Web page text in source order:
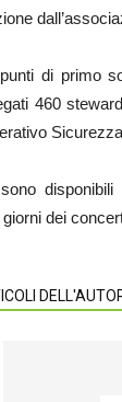
di primo
460
dei